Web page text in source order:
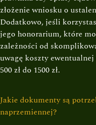
złożenie wniosku o
Dodatkowo, jeśli
jego honorarium, które
zależności od
uwagę koszty
500 zł do 1500 zł.
Jakie dokumenty są
naprzemiennej?